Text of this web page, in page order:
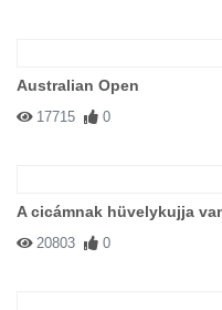
Australian Open
17715 0
A cicámnak hüvelykujja
20803 0